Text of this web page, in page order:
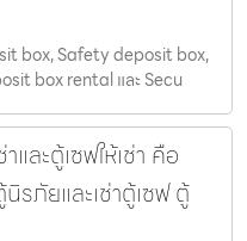
box, Safety deposit box,
box rental และ Secu
และตู้เซฟให้เช่า คือ
รภัยและเช่าตู้เซฟ ตู้